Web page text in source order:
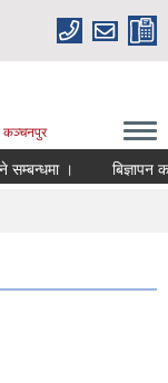
कञ्चनपुर
। बिज्ञापन